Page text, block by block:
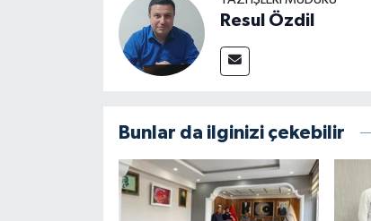
Resul Özdil
Bunlar da ilginizi çekebilir